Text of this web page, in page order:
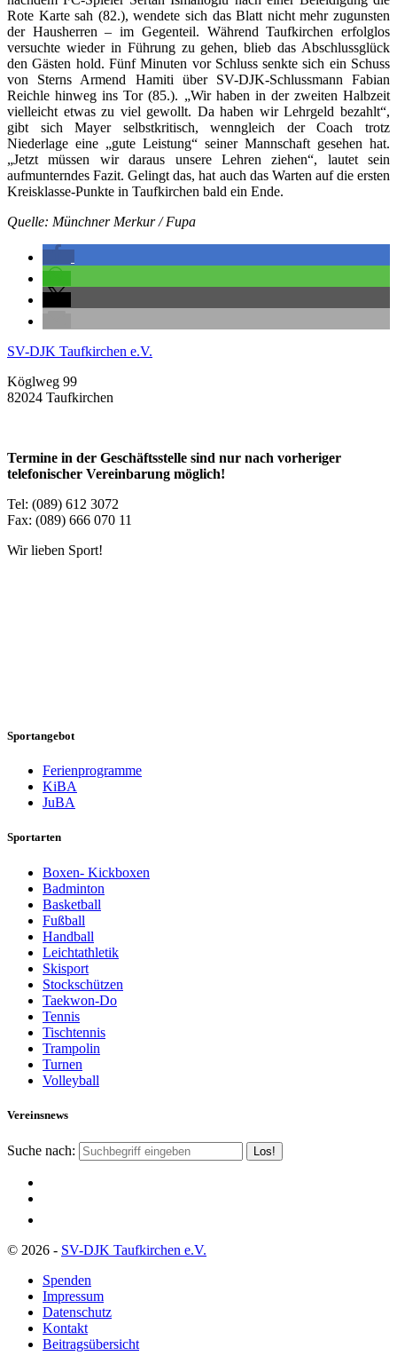
Rote Karte sah (82.), wendete sich das Blatt nicht mehr zugunsten
der Hausherren – im Gegenteil. Während Taufkirchen erfolglos
versuchte wieder in Führung zu gehen, blieb das Abschlussglück
den Gästen hold. Fünf Minuten vor Schluss senkte sich ein Schuss
von Sterns Armend Hamiti über SV-DJK-Schlussmann Fabian
Reichle hinweg ins Tor (85.). „Wir haben in der zweiten Halbzeit
vielleicht etwas zu viel gewollt. Da haben wir Lehrgeld bezahlt“,
gibt sich Mayer selbstkritisch, wenngleich der Coach trotz
Niederlage eine „gute Leistung“ seiner Mannschaft gesehen hat.
„Jetzt müssen wir daraus unsere Lehren ziehen“, lautet sein
aufmunterndes Fazit. Gelingt das, hat auch das Warten auf die ersten
Kreisklasse-Punkte in Taufkirchen bald ein Ende.
Quelle: Münchner Merkur / Fupa
SV-DJK Taufkirchen e.V.
Köglweg 99
82024 Taufkirchen
Termine in der Geschäftsstelle sind nur nach vorheriger
telefonischer Vereinbarung möglich!
Tel: (089) 612 3072
Fax: (089) 666 070 11
Wir lieben Sport!
Sportangebot
Ferienprogramme
KiBA
JuBA
Sportarten
Boxen- Kickboxen
Badminton
Basketball
Fußball
Handball
Leichtathletik
Skisport
Stockschützen
Taekwon-Do
Tennis
Tischtennis
Trampolin
Turnen
Volleyball
Vereinsnews
Suche nach:
© 2026 - SV-DJK Taufkirchen e.V.
Spenden
Impressum
Datenschutz
Kontakt
Beitragsübersicht